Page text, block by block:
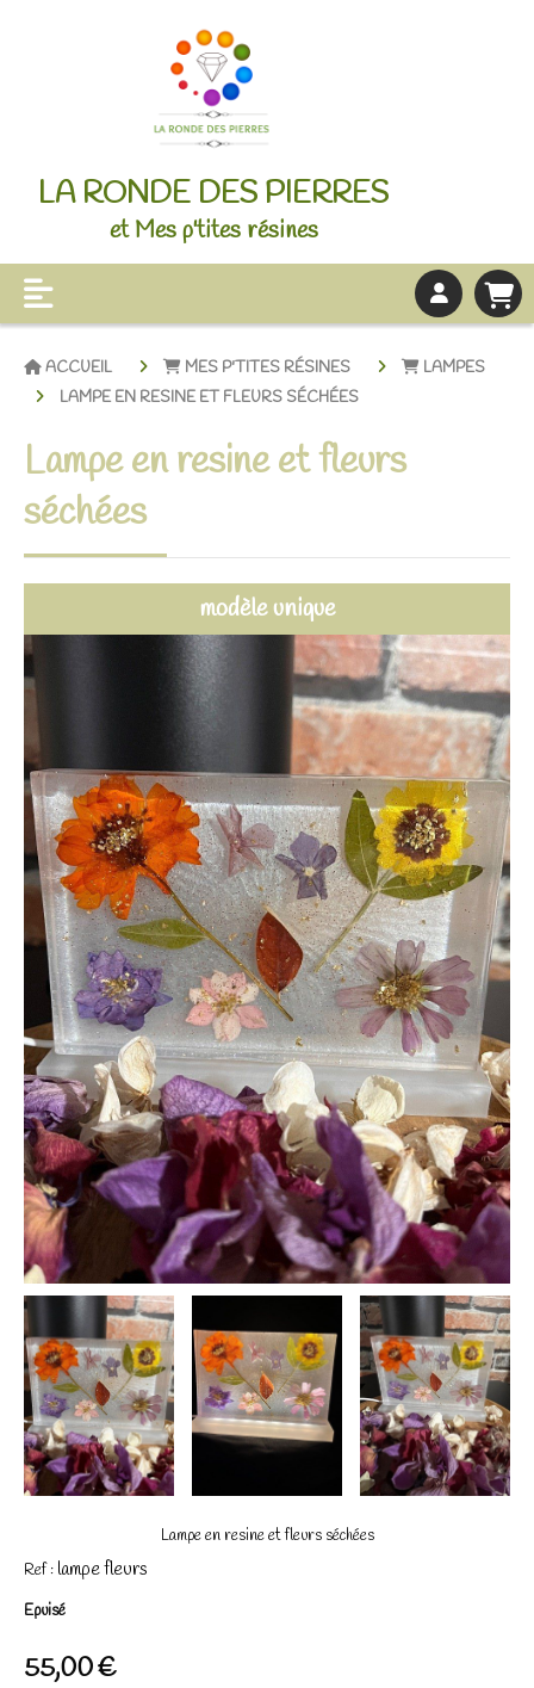
LA RONDE DES PIERRES
et Mes p'tites résines
ACCUEIL MES P'TITES RÉSINES
LAMPES
LAMPE EN RESINE ET FLEURS SÉCHÉES
Lampe en resine et fleurs
séchées
modèle unique
Lampe en resine et fleurs séchées
Ref : lampe fleurs
55,00€
Epuisé